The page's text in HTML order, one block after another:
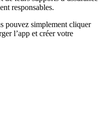
responsables.
pouvez simplement cliquer
l’app et créer votre